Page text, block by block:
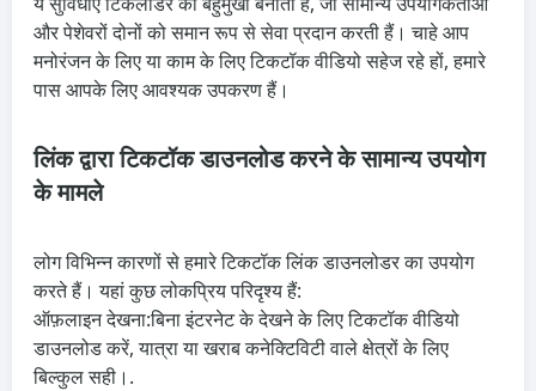
और पेशेवरों दोनों को समान रूप से सेवा प्रदान करती हैं। चाहे आप
मनोरंजन के लिए या काम के लिए टिकटॉक वीडियो सहेज रहे हों, हमारे
पास आपके लिए आवश्यक उपकरण हैं।
लिंक द्वारा टिकटॉक डाउनलोड करने के सामान्य उपयोग
के मामले
लोग विभिन्न कारणों से हमारे टिकटॉक लिंक डाउनलोडर का उपयोग
करते हैं। यहां कुछ लोकप्रिय परिदृश्य हैं:
ऑफ़लाइन देखना:बिना इंटरनेट के देखने के लिए टिकटॉक वीडियो
डाउनलोड करें, यात्रा या खराब कनेक्टिविटी वाले क्षेत्रों के लिए
बिल्कुल सही।.